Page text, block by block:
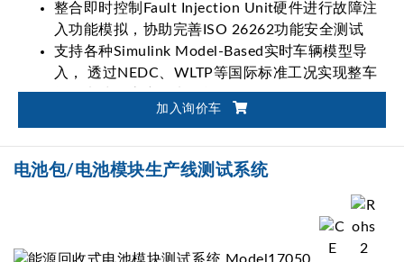
整合即时控制Fault Injection Unit硬件进行故障注
入功能模拟，协助完善ISO 26262功能安全测试
支持各种Simulink Model-Based实时车辆模型导
入， 透过NEDC、WLTP等国际标准工况实现整车
等级电池动态充放电性能验证
支持CAN、CAN FD、LIN、RS-485通讯接口
加入询价车
电池包/电池模块生产线测试系统